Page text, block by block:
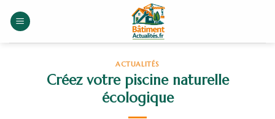
ACTUALITÉS
Créez votre piscine naturelle
écologique